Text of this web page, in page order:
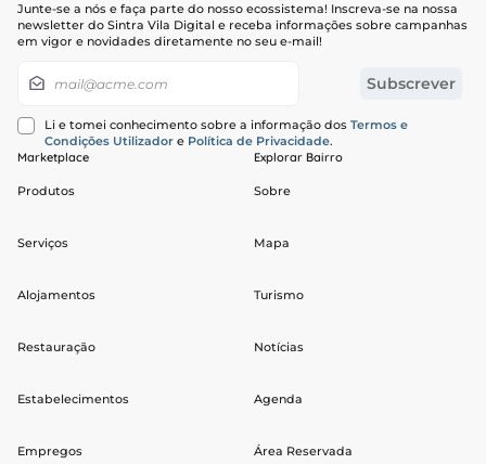
Junte-se a nós e faça parte do nosso ecossistema! Inscreva-se na nossa
newsletter do Sintra Vila Digital e receba informações sobre campanhas
em vigor e novidades diretamente no seu e-mail!
Subscrever
Li e tomei conhecimento sobre a informação dos Termos e
Condições Utilizador e Política de Privacidade.
Marketplace
Produtos
Serviços
Alojamentos
Restauração
Estabelecimentos
Empregos
Explorar Bairro
Sobre
Mapa
Turismo
Notícias
Agenda
Área Reservada